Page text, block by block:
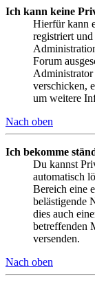
Ich kann keine
Hierfür kann
registriert
Forum
Administrator
verschicken,
um weitere
Nach oben
Ich bekomme
Du kannst
automatisch
Bereich eine
belästigende
dies auch
betreffenden
versenden.
Nach oben